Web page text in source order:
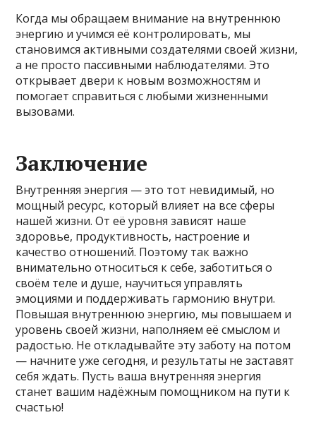
Когда мы обращаем внимание на внутреннюю
энергию и учимся её контролировать, мы
становимся активными создателями своей жизни,
а не просто пассивными наблюдателями. Это
открывает двери к новым возможностям и
помогает справиться с любыми жизненными
вызовами.
Заключение
Внутренняя энергия — это тот невидимый, но
мощный ресурс, который влияет на все сферы
нашей жизни. От её уровня зависят наше
здоровье, продуктивность, настроение и
качество отношений. Поэтому так важно
внимательно относиться к себе, заботиться о
своём теле и душе, научиться управлять
эмоциями и поддерживать гармонию внутри.
Повышая внутреннюю энергию, мы повышаем и
уровень своей жизни, наполняем её смыслом и
радостью. Не откладывайте эту заботу на потом
— начните уже сегодня, и результаты не заставят
себя ждать. Пусть ваша внутренняя энергия
станет вашим надёжным помощником на пути к
счастью!